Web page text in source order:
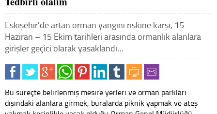
Eskişehir'de artan orman yangını riskine karşı, 15
Haziran – 15 Ekim tarihleri arasında ormanlık alanlara
girişler geçici olarak yasaklandı…
Bu süreçte belirlenmiş mesire yerleri ve orman parkları
dışındaki alanlara girmek, buralarda piknik yapmak ve ateş